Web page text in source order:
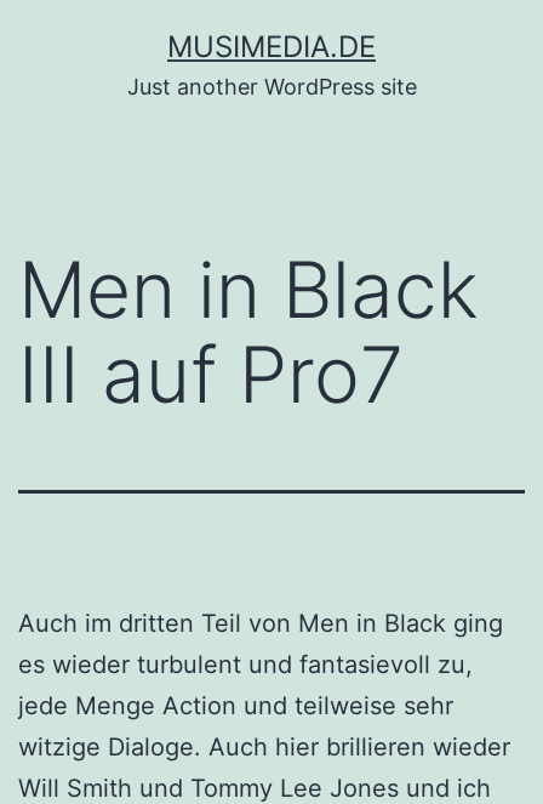
MUSIMEDIA.DE
Just another WordPress site
Men in Black
III auf Pro7
Auch im dritten Teil von Men in Black ging
es wieder turbulent und fantasievoll zu,
jede Menge Action und teilweise sehr
witzige Dialoge. Auch hier brillieren wieder
Will Smith und Tommy Lee Jones und ich